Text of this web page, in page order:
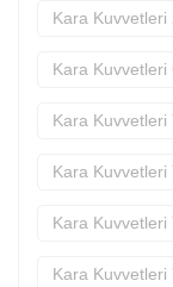
Kara Kuvvetleri
Kara Kuvvetleri
Kara Kuvvetleri
Kara Kuvvetleri
Kara Kuvvetleri
Kara Kuvvetleri